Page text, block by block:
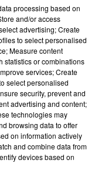
HOZIER
Too Sweet
processing based on
and/or access
advertising; Create
to select personalised
Measure content
statistics or combinations
services; Create
select personalised
security, prevent and
advertising and content;
technologies may
browsing data to offer
on information actively
and combine data from
devices based on